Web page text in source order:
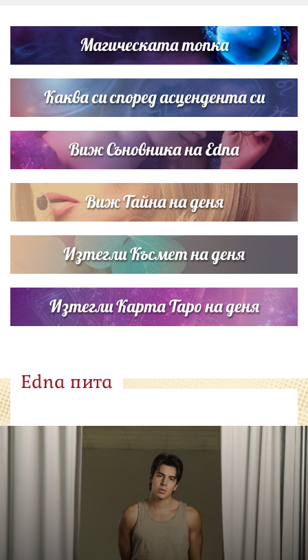
Братя Аргирови я изненадаха с песен
Магическата топка
Каква си според асцендента си
Виж Съновника на Edna
Виж Тайна на деня
Изтегли Късмет на деня
Изтегли Карта Таро на деня
Edna пита